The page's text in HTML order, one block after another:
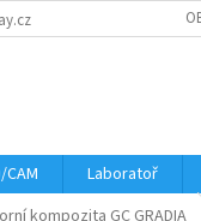
CAM Laboratoř
kompozita GC GRADIA